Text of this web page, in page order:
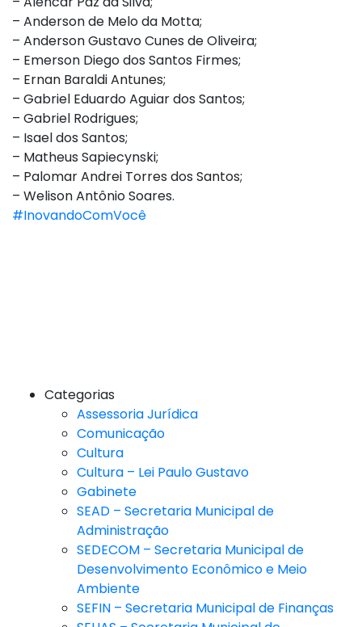
– Anderson de Melo da Motta;
– Anderson Gustavo Cunes de Oliveira;
– Emerson Diego dos Santos Firmes;
– Ernan Baraldi Antunes;
– Gabriel Eduardo Aguiar dos Santos;
– Gabriel Rodrigues;
– Isael dos Santos;
– Matheus Sapiecynski;
– Palomar Andrei Torres dos Santos;
– Welison Antônio Soares.
#InovandoComVocê
Categorias
Assessoria Jurídica
Comunicação
Cultura
Cultura – Lei Paulo Gustavo
Gabinete
SEAD – Secretaria Municipal de
Administração
SEDECOM – Secretaria Municipal de
Desenvolvimento Econômico e Meio
Ambiente
SEFIN – Secretaria Municipal de Finanças